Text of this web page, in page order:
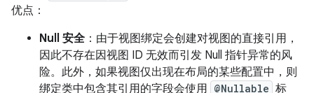
优点：
Null 安全 ：由于视图绑定会创建对视图的直接引用，
因此不存在因视图 ID 无效而引发 Null 指针异常的风
险。此外，如果视图仅出现在布局的某些配置中，则
绑定类中包含其引用的字段会使用 @Nullable 标